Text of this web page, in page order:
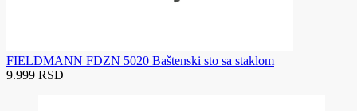
FIELDMANN FDZN 5020 Baštenski sto sa staklom
9.999 RSD